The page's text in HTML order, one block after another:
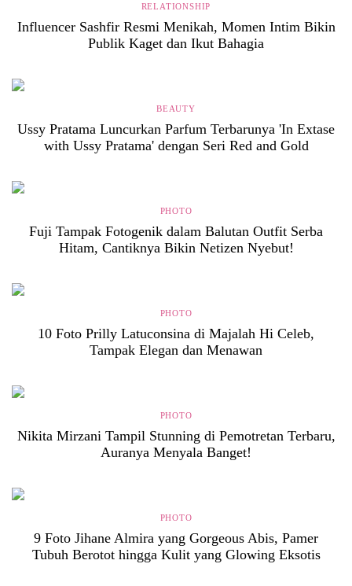
RELATIONSHIP
Influencer Sashfir Resmi Menikah, Momen Intim Bikin
Publik Kaget dan Ikut Bahagia
BEAUTY
Ussy Pratama Luncurkan Parfum Terbarunya 'In Extase
with Ussy Pratama' dengan Seri Red and Gold
PHOTO
Fuji Tampak Fotogenik dalam Balutan Outfit Serba
Hitam, Cantiknya Bikin Netizen Nyebut!
PHOTO
10 Foto Prilly Latuconsina di Majalah Hi Celeb,
Tampak Elegan dan Menawan
PHOTO
Nikita Mirzani Tampil Stunning di Pemotretan Terbaru,
Auranya Menyala Banget!
PHOTO
9 Foto Jihane Almira yang Gorgeous Abis, Pamer
Tubuh Berotot hingga Kulit yang Glowing Eksotis